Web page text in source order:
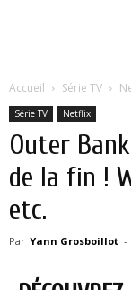
Accueil Série TV
Série TV Netflix
Outer
de la fin !
etc.
Par Yann Grosboillot -